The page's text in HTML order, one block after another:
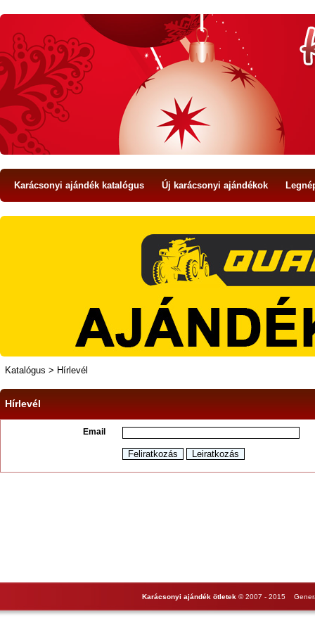
Karácsonyi ajándék katalógus Új karácsonyi ajándékok
Katalógus > Hírlevél
Hírlevél
Email
Karácsonyi ajándék ötletek © 2007 - 2015